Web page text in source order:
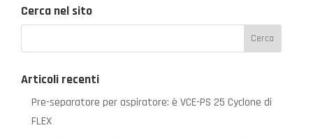
Cerca nel sito
Articoli recenti
Pre-separatore per aspiratore: è VCE-PS 25 Cyclone di
FLEX